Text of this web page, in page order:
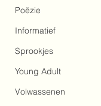
Poëzie
Informatief
Sprookjes
Young Adult
Volwassenen